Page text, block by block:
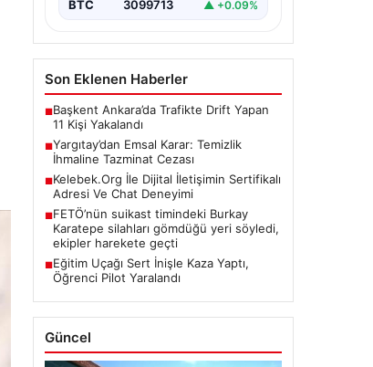
BTC 3099713 ▲ +0.09%
Son Eklenen Haberler
■Başkent Ankara’da Trafikte Drift Yapan
11 Kişi Yakalandı
■Yargıtay’dan Emsal Karar: Temizlik
İhmaline Tazminat Cezası
■Kelebek.Org İle Dijital İletişimin Sertifikalı
Adresi Ve Chat Deneyimi
■FETÖ’nün suikast timindeki Burkay
Karatepe silahları gömdüğü yeri söyledi,
ekipler harekete geçti
■Eğitim Uçağı Sert İnişle Kaza Yaptı,
Öğrenci Pilot Yaralandı
Güncel